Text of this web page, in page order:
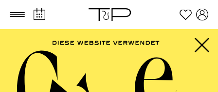
Zum Hauptinhalt springen Zum Footer springen